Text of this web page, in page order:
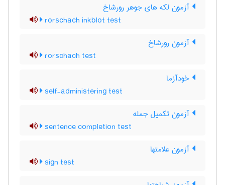
آزمون لکه های جوهر رورشاخ
rorschach inkblot test
آزمون رورشاخ
rorschach test
خودآزما
self-administering test
آزمون تکمیل جمله
sentence completion test
آزمون علامتها
sign test